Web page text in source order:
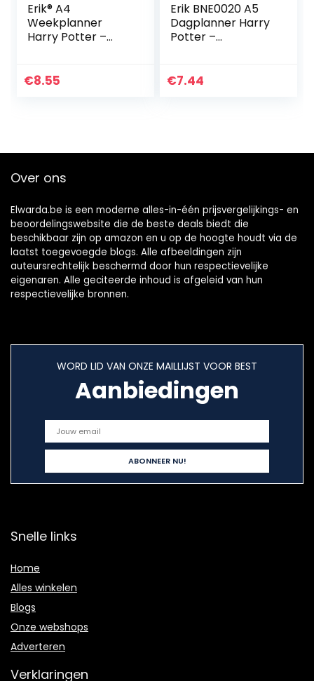
Erik® A4
Weekplanner
Harry Potter –
afscheurbare
€8.55
Erik BNE0020 A5
Dagplanner Harry
Potter –
afscheurbare
€7.44
Over ons
Elwarda.be is een moderne alles-in-één prijsvergelijkings- en
beoordelingswebsite die de beste deals biedt die
beschikbaar zijn op amazon en u op de hoogte houdt via de
laatst toegevoegde blogs. Alle afbeeldingen zijn
auteursrechtelijk beschermd door hun respectievelijke
eigenaren. Alle geciteerde inhoud is afgeleid van hun
respectievelijke bronnen.
WORD LID VAN ONZE MAILLIJST VOOR BEST
Aanbiedingen
Snelle links
Home
Alles winkelen
Blogs
Onze webshops
Adverteren
Verklaringen